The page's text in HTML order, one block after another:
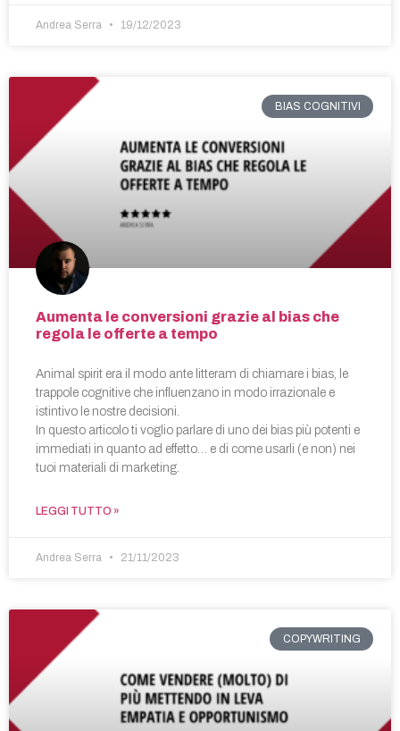
Andrea Serra 19/12/2023
BIAS COGNITIVI
Aumenta le conversioni grazie al bias che
regola le offerte a tempo
Animal spirit era il modo ante litteram di chiamare i bias, le
trappole cognitive che influenzano in modo irrazionale e
istintivo le nostre decisioni.
In questo articolo ti voglio parlare di uno dei bias più potenti e
immediati in quanto ad effetto… e di come usarli (e non) nei
tuoi materiali di marketing.
LEGGI TUTTO »
Andrea Serra 21/11/2023
COPYWRITING